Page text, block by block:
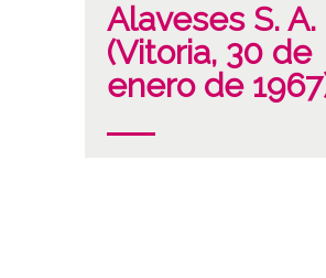
Alaveses S. A.
(Vitoria, 30 de
enero de